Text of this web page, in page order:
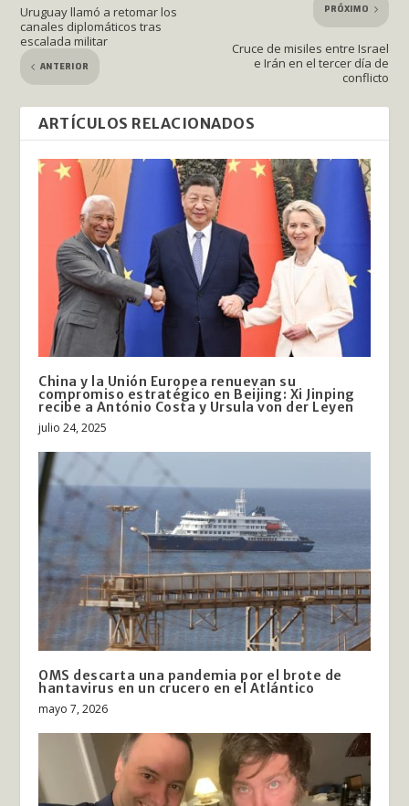
Uruguay llamó a retomar los
canales diplomáticos tras
escalada militar
ANTERIOR
PRÓXIMO
Cruce de misiles entre Israel
e Irán en el tercer día de
conflicto
ARTÍCULOS RELACIONADOS
China y la Unión Europea renuevan su
compromiso estratégico en Beijing: Xi Jinping
recibe a António Costa y Ursula von der Leyen
julio 24, 2025
OMS descarta una pandemia por el brote de
hantavirus en un crucero en el Atlántico
mayo 7, 2026